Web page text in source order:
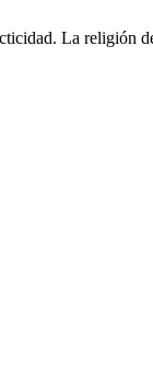
La religión